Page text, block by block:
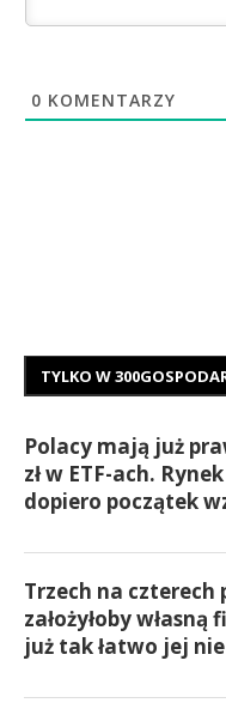
0 KOMENTARZY
TYLKO W
Polacy mają już
zł w ETF-ach.
dopiero początek
Trzech na czterech
założyłoby
już tak łatwo jej